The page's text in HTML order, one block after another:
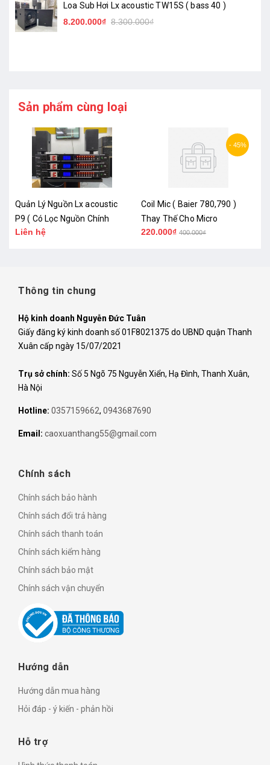
Loa Sub Hơi Lx acoustic TW15S ( bass 40 )
8.200.000₫ 8.300.000₫
Sản phẩm cùng loại
Quản Lý Nguồn Lx acoustic
P9 ( Có Lọc Nguồn Chính
Hãng )
Liên hệ
- 45%
Coil Mic ( Baier 780,790 )
Thay Thế Cho Micro
220.000₫ 400.000₫
Thông tin chung
Hộ kinh doanh Nguyễn Đức Tuân
Giấy đăng ký kinh doanh số 01F8021375 do UBND quận Thanh
Xuân cấp ngày 15/07/2021
Trụ sở chính: Số 5 Ngõ 75 Nguyễn Xiển, Hạ Đình, Thanh Xuân,
Hà Nội
Hotline: 0357159662, 0943687690
Email: caoxuanthang55@gmail.com
Chính sách
Chính sách bảo hành
Chính sách đổi trả hàng
Chính sách thanh toán
Chính sách kiểm hàng
Chính sách bảo mật
Chính sách vận chuyển
Hướng dẫn
Hướng dẫn mua hàng
Hỏi đáp - ý kiến - phản hồi
Hỗ trợ